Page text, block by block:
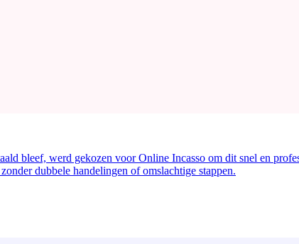
bleef, werd gekozen voor Online Incasso om dit snel en
dubbele handelingen of omslachtige stappen.